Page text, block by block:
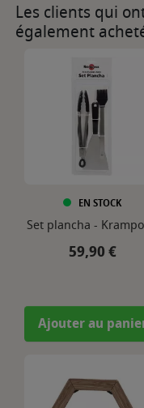
Les clients qui
également
EN STOCK
Set plancha -
Prix
59,90 €
Ajouter au